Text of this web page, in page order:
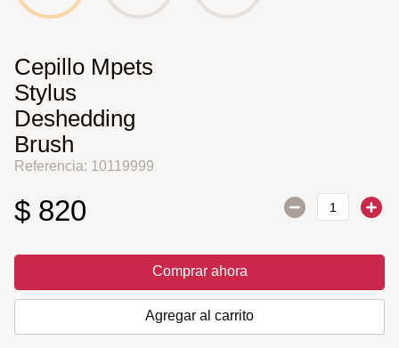
Cepillo Mpets
Stylus
Deshedding
Brush
Referencia: 10119999
$ 820
Comprar ahora
Agregar al carrito